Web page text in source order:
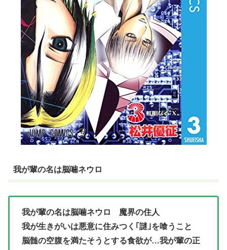
我が輩の名は脳噛ネウロ
我が輩の名は脳噛ネウロ 魔界の住人
我が生きがいは悪意に住みつく｢謎｣を喰うこと
脳髄の空腹を満たそうとする食欲が…我が輩の正